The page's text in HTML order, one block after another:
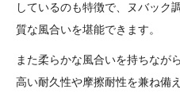
しているのも特徴で、ヌバック
質な風合いを堪能できます。
また柔らかな風合いを持ちなが
高い耐久性や摩擦耐性を兼ね備